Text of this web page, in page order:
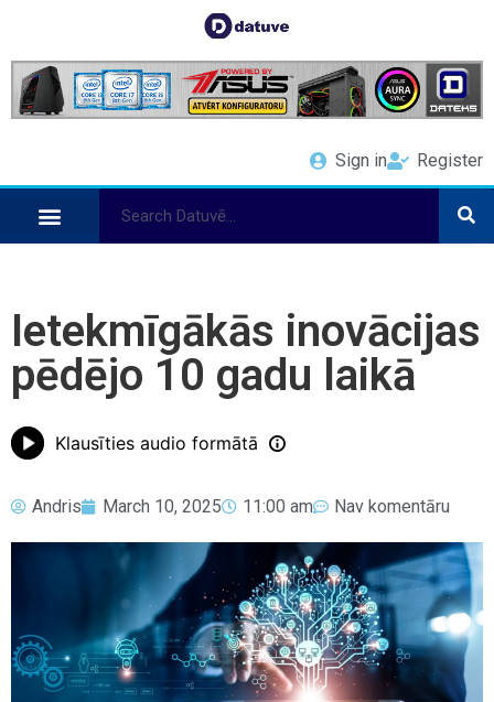
Sign in Register
Ietekmīgākās inovācijas
pēdējo 10 gadu laikā
Klausīties audio formātā
Andris March 10, 2025 11:00 am Nav komentāru